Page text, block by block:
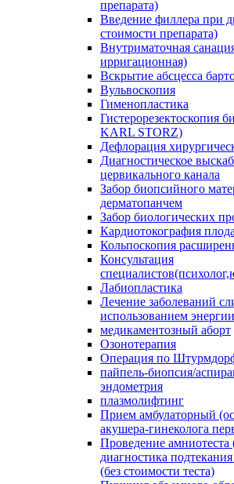
препарата)
Введение филлера при
стоимости препарата)
Внутриматочная
ирригационная)
Вскрытие абсцесса
Вульвоскопия
Гименопластика
Гистерорезектоскопия
KARL STORZ)
Дефлорация
Диагностическое
цервикального канала
Забор биопсийного
дерматопанчем
Забор биологических
Кардиотокография
Кольпоскопия
Консультация
Лабиопластика
Лечение заболеваний
использованием
медикаментозный аборт
Озонотерапия
Операция по
пайпель-биопсия/
эндометрия
плазмолифтинг
Прием амбулаторный
акушера-гинеколога
Проведение амниотеста
диагностика
(без стоимости теста)